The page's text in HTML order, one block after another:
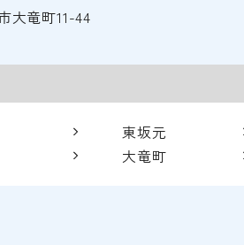
大竜町11-44
東坂元
大竜町